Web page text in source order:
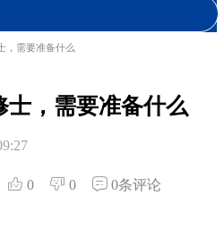
，需要准备什么
士，需要准备什么
0 0
0条评论